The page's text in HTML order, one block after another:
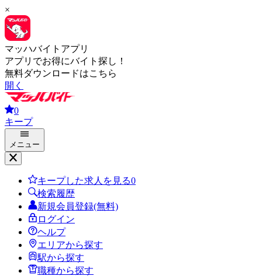
×
マッハバイトアプリ
アプリでお得にバイト探し！
無料ダウンロードはこちら
開く
0
キープ
メニュー
キープした求人を見る0
検索履歴
新規会員登録(無料)
ログイン
ヘルプ
エリアから探す
駅から探す
職種から探す